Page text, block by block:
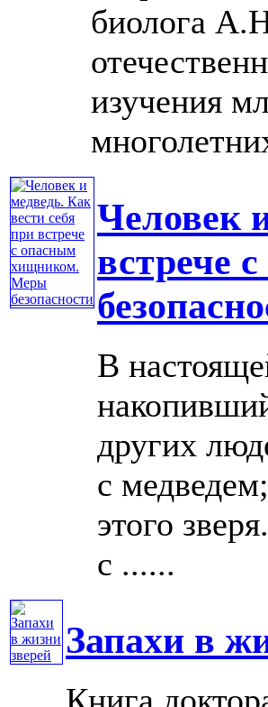
биолога
изучения
Человек
встрече
В
других
с
этого
с ......
Запахи в